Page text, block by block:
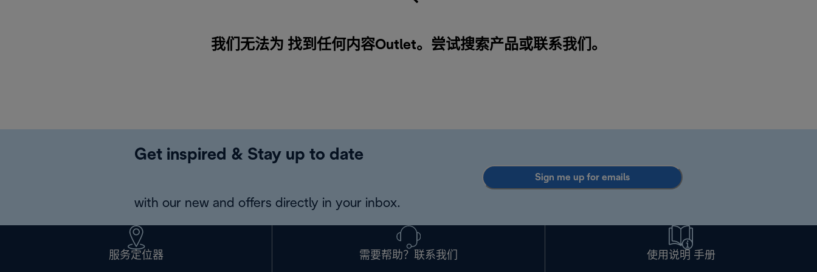
我们无法为 找到任何内容Outlet。尝试搜索产品或联系我们 。
Get inspired & Stay up to date
with our new and offers directly in your inbox.
Sign me up for emails
服务定位器 需要帮助？联系我们 使用说明 手册